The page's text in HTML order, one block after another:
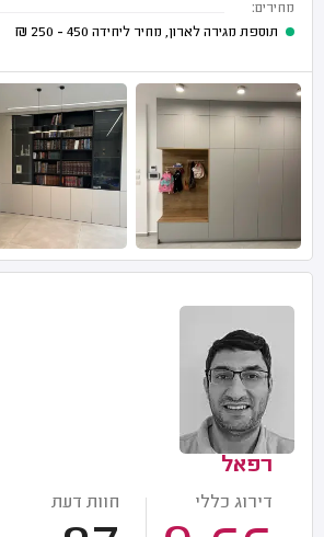
מחירים:
תוספת מגירה לארון, מחיר ליחידה 450 - 250
₪
רפאל
דירוג כללי חוות דעת